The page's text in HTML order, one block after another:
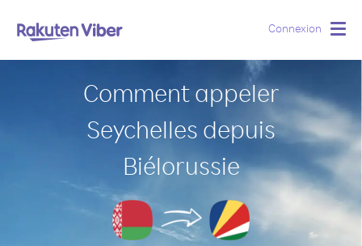
Connexion
Comment appeler
Seychelles depuis
Biélorussie